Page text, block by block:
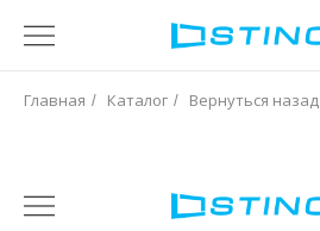
Главная / Каталог / Вернуться назад